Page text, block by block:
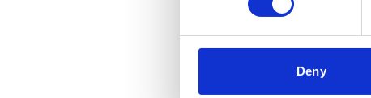
Deny